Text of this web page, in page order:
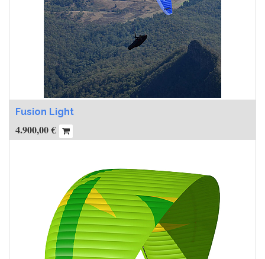
Fusion Light
4.900,00€